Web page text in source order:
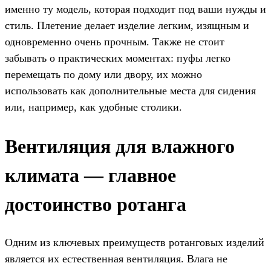
именно ту модель, которая подходит под ваши нужды и
стиль. Плетение делает изделие легким, изящным и
одновременно очень прочным. Также не стоит
забывать о практических моментах: пуфы легко
перемещать по дому или двору, их можно
использовать как дополнительные места для сидения
или, например, как удобные столики.
Вентиляция для влажного
климата — главное
достоинство ротанга
Одним из ключевых преимуществ ротанговых изделий
является их естественная вентиляция. Влага не